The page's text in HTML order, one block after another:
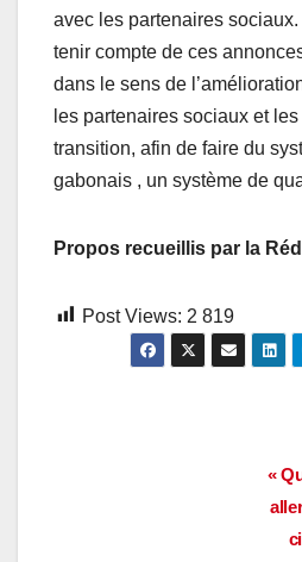
avec les partenaires
tenir compte de ces
dans le sens de
les partenaires sociaux et
transition, afin de faire du
gabonais , un système de
Propos recueillis par la
Post Views: 2 819
«